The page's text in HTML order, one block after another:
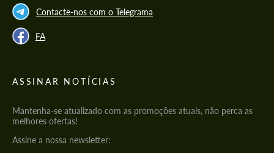
Contacte-nos com o Telegrama
FA
ASSINAR NOTÍCIAS
Mantenha-se atualizado com as promoções atuais, não perca as
melhores ofertas!
Assine a nossa newsletter: